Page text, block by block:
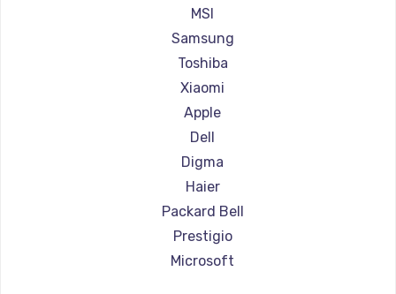
Ремонт ноутбуков Philips
Ремонт ноутбуков LG
Ремонт ноутбуков Panasonic
Ремонт ноутбуков Irbis
Ремонт ноутбуков Thunderobot
Ремонт ноутбуков Hasee
Ремонт ноутбуков ZTE
Ремонт ноутбуков Hiper
Ремонт ноутбуков Evga
Ремонт ноутбуков Google
Ремонт ноутбуков Echips
MSI
Samsung
Toshiba
Xiaomi
Apple
Dell
Digma
Haier
Packard Bell
Prestigio
Microsoft